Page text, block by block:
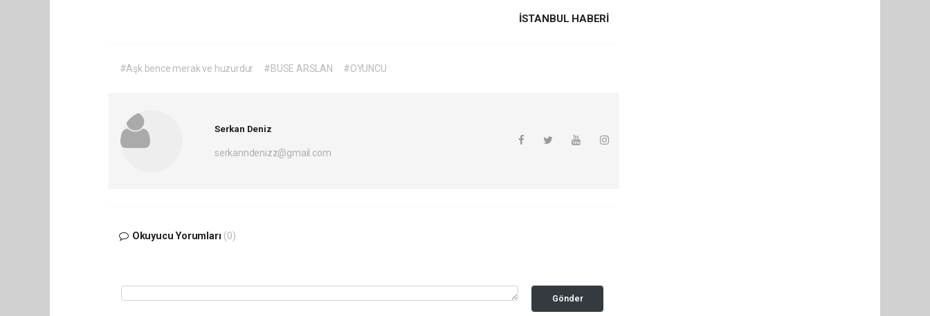
İSTANBUL HABERİ
#Aşk bence merak ve huzurdur #BUSE ARSLAN #OYUNCU
Serkan Deniz
serkanndenizz@gmail.com
Okuyucu Yorumları (0)
Gönder